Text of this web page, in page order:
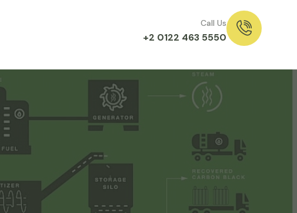
Call Us
+2 0122 463 5550